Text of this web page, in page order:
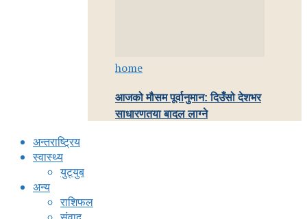
home
आजको मौसम पूर्वानुमान: दिउँसो देशभर
साधारणतया बादल लाग्ने
अन्तराष्ट्रिय
स्वास्थ्य
युट्युब
अन्य
राशिफल